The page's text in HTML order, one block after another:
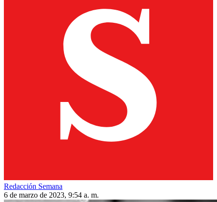
Redacción Semana
6 de marzo de 2023, 9:54 a. m.